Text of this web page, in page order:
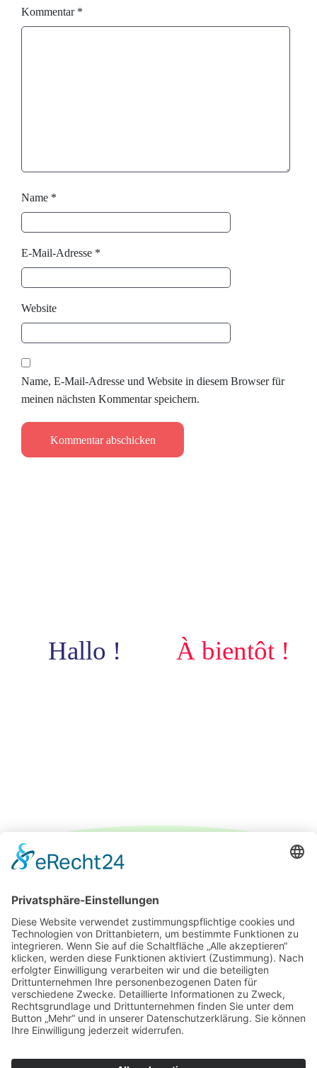
Kommentar *
Name *
E-Mail-Adresse *
Website
Name, E-Mail-Adresse und Website in diesem Browser für
meinen nächsten Kommentar speichern.
Hallo ! À bientôt !
IMPRESSUM DATENSCHUTZERKLÄRUNG
PARTNER ÜBER UNS KONTAKT